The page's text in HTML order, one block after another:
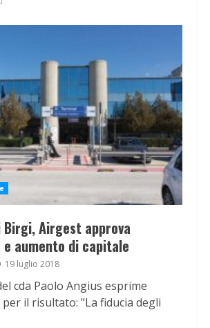
Airgest approva
aumento di capitale
19 luglio 2018
cda Paolo Angius esprime
il risultato: "La fiducia degli